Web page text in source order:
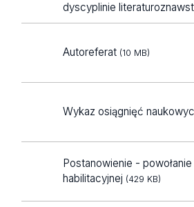
dyscyplinie
Autoreferat (10 MB)
Wykaz osiągnięć
Postanowienie -
habilitacyjnej (429 KB)